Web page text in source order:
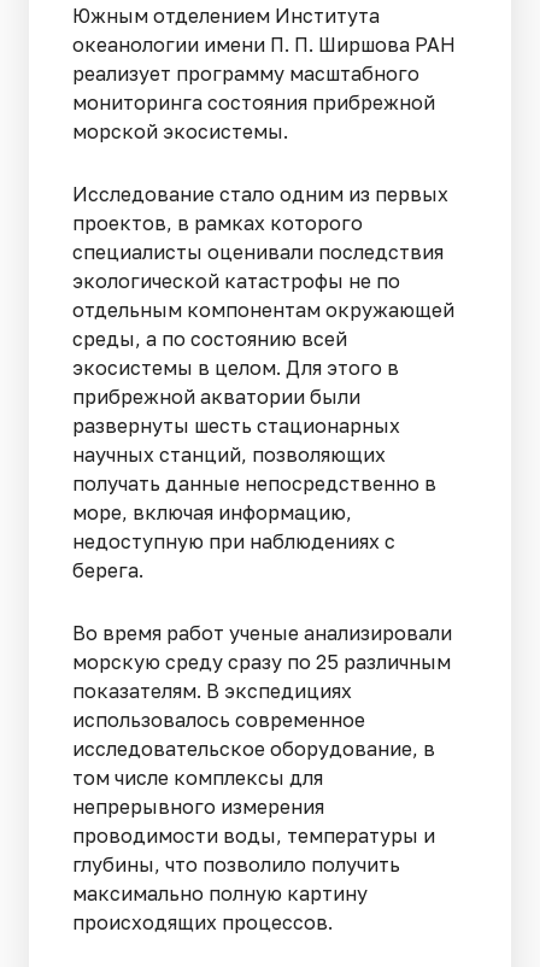
Южным отделением Института
океанологии имени П. П. Ширшова РАН
реализует программу масштабного
мониторинга состояния прибрежной
морской экосистемы.
Исследование стало одним из первых
проектов, в рамках которого
специалисты оценивали последствия
экологической катастрофы не по
отдельным компонентам окружающей
среды, а по состоянию всей
экосистемы в целом. Для этого в
прибрежной акватории были
развернуты шесть стационарных
научных станций, позволяющих
получать данные непосредственно в
море, включая информацию,
недоступную при наблюдениях с
берега.
Во время работ ученые анализировали
морскую среду сразу по 25 различным
показателям. В экспедициях
использовалось современное
исследовательское оборудование, в
том числе комплексы для
непрерывного измерения
проводимости воды, температуры и
глубины, что позволило получить
максимально полную картину
происходящих процессов.